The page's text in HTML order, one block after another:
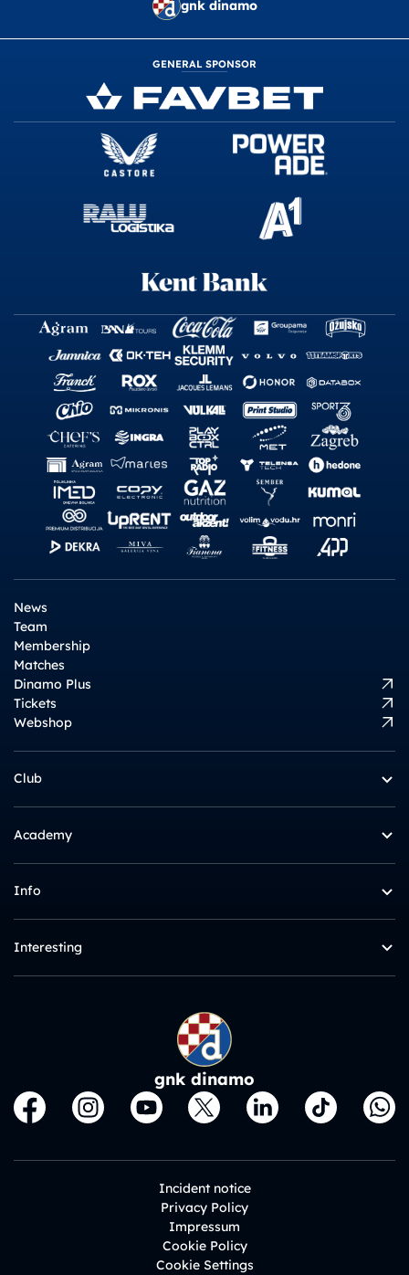
gnk dinamo
GENERAL SPONSOR
News
Team
Membership
Matches
Dinamo Plus
Tickets
Webshop
Club
Academy
Info
Interesting
gnk dinamo
Incident notice
Privacy Policy
Impressum
Cookie Policy
Cookie Settings